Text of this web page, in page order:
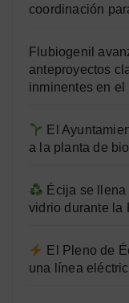
coordinación
Flubiogenil
anteproyectos
inminentes en el
El
a la planta de
Écija se
vidrio durante la
El Pleno de
una línea